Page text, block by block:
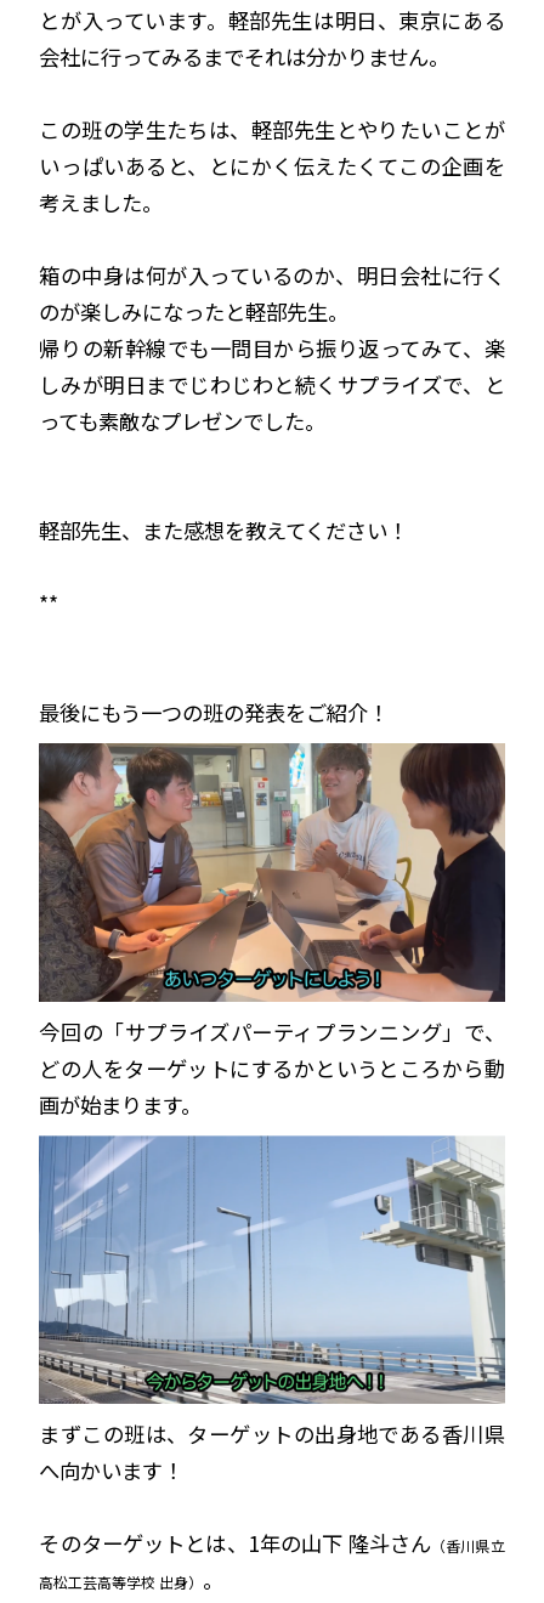
とが入っています。軽部先生は明日、東京にある
会社に行ってみるまでそれは分かりません。
この班の学生たちは、軽部先生とやりたいことが
いっぱいあると、とにかく伝えたくてこの企画を
考えました。
箱の中身は何が入っているのか、明日会社に行く
のが楽しみになったと軽部先生。
帰りの新幹線でも一問目から振り返ってみて、楽
しみが明日までじわじわと続くサプライズで、と
っても素敵なプレゼンでした。
軽部先生、また感想を教えてください！
**
最後にもう一つの班の発表をご紹介！
今回の「サプライズパーティプランニング」で、
どの人をターゲットにするかというところから動
画が始まります。
まずこの班は、ターゲットの出身地である香川県
へ向かいます！
そのターゲットとは、1年の山下 隆斗さん （香川県立
高松工芸高等学校 出身） 。